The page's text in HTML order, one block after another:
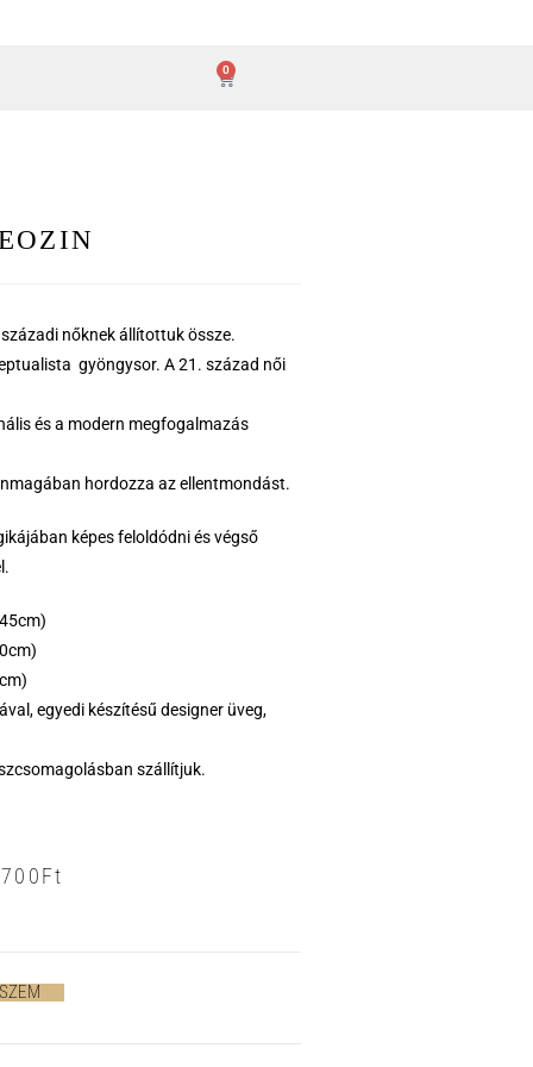
0
nőknek állítottuk össze.
gyöngysor. A 21. század női
és a modern megfogalmazás
hordozza az ellentmondást.
képes feloldódni és végső
egyedi készítésű designer üveg,
szállítjuk.
Ft